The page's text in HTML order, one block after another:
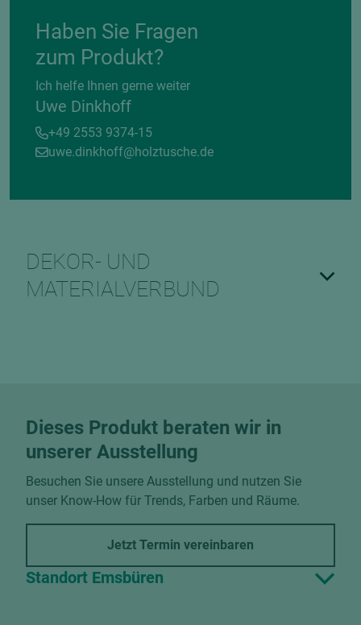
Haben Sie Fragen
zum Produkt?
Ich helfe Ihnen gerne weiter
Uwe Dinkhoff
+49 2553 9374-15
uwe.dinkhoff@holztusche.de
DEKOR- UND
MATERIALVERBUND
Dieses Produkt beraten wir in
unserer Ausstellung
Besuchen Sie unsere Ausstellung und nutzen Sie
unser Know-How für Trends, Farben und Räume.
Jetzt Termin vereinbaren
Standort Emsbüren